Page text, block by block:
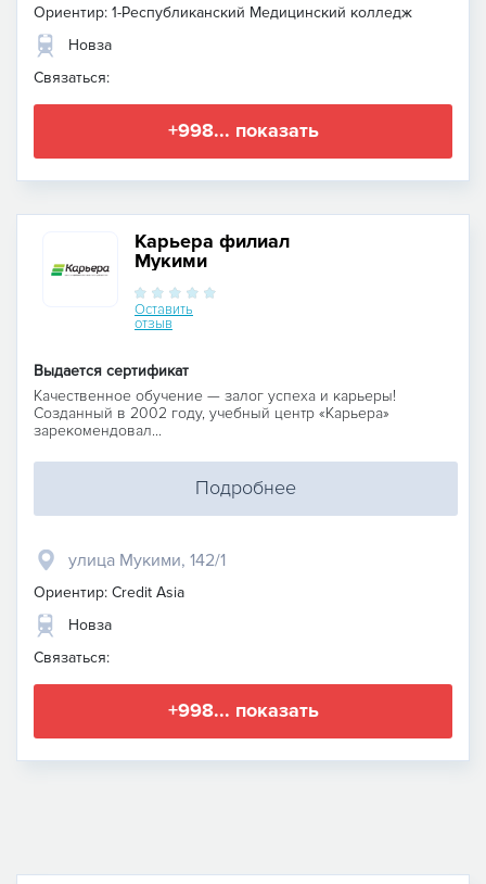
Ориентир: 1-Республиканский Медицинский колледж
Новза
Связаться:
+998... показать
Карьера филиал
Мукими
Оставить
отзыв
Выдается сертификат
Качественное обучение — залог успеха и карьеры!
Созданный в 2002 году, учебный центр «Карьера»
зарекомендовал...
Подробнее
улица Мукими, 142/1
Ориентир: Credit Asia
Новза
Связаться:
+998... показать